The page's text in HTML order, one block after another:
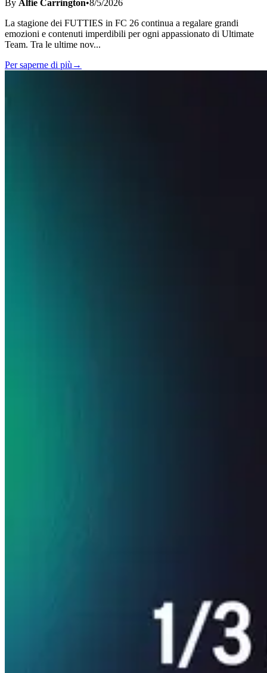
By Alfie Carrington•8/5/2026
La stagione dei FUTTIES in FC 26 continua a regalare grandi
emozioni e contenuti imperdibili per ogni appassionato di Ultimate
Team. Tra le ultime nov...
Per saperne di più →